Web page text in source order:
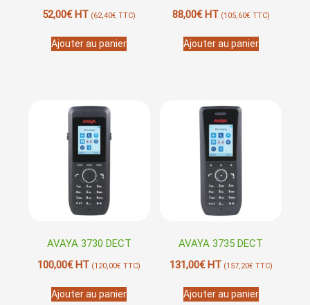
52,00€HT (62,40€ TTC)
Ajouter au panier
88,00€HT (105,60€TTC)
Ajouter au panier
AVAYA 3730 DECT
100,00€HT (120,00€ TTC)
Ajouter au panier
AVAYA 3735 DECT
131,00€HT (157,20€TTC)
Ajouter au panier